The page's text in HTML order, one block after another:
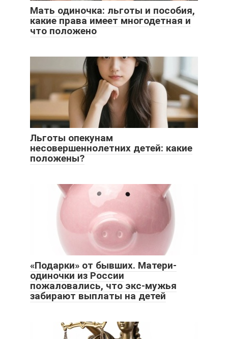
Мать одиночка: льготы и пособия,
какие права имеет многодетная и
что положено
Льготы опекунам
несовершеннолетних детей: какие
положены?
«Подарки» от бывших. Матери-
одиночки из России
пожаловались, что экс-мужья
забирают выплаты на детей